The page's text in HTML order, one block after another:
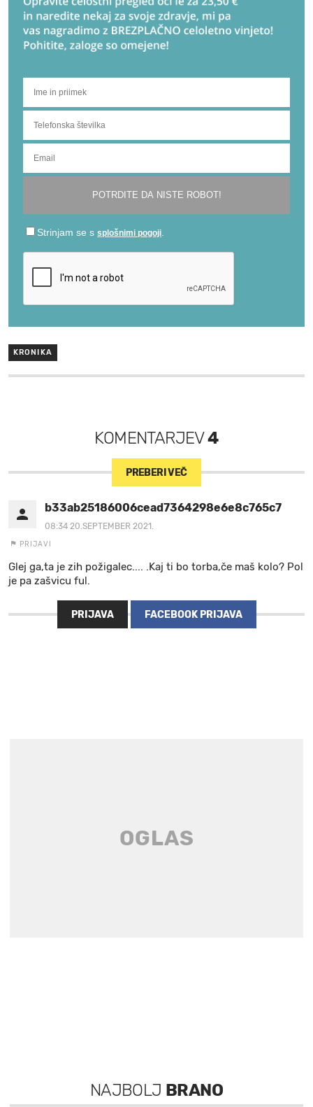
KRONIKA
KOMENTARJEV4
PREBERI VEČ
08:34 20.SEPTEMBER 2021.
PRIJAVI
Glej ga,ta je zih požigalec.... .Kaj ti bo torba,če maš kolo? Pol
je pa zašvicu ful.
PRIJAVA FACEBOOK PRIJAVA
NAJBOLJ BRANO